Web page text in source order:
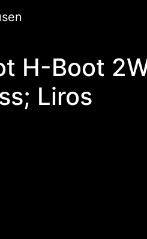
H-Boot
Liros